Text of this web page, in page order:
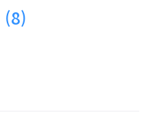
(8)